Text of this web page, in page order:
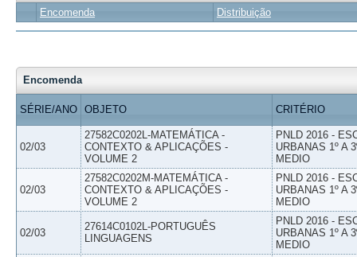
Encomenda Distribuição
Encomenda
SÉRIE/ANO OBJETO CRITÉRIO
02/03
27582C0202L-MATEMÁTICA -
CONTEXTO & APLICAÇÕES -
VOLUME 2
PNLD 2016 -
URBANAS 1º A
MEDIO
02/03
27582C0202M-MATEMÁTICA -
CONTEXTO & APLICAÇÕES -
VOLUME 2
PNLD 2016 -
URBANAS 1º A
MEDIO
02/03
27614C0102L-PORTUGUÊS
LINGUAGENS
PNLD 2016 -
URBANAS 1º A
MEDIO